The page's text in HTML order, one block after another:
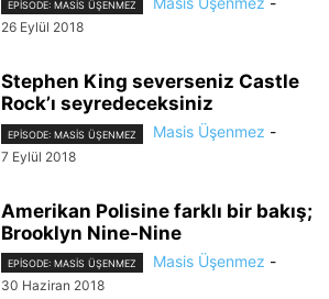
EPISODE: MASIS ÜŞENMEZ
26 Eylül 2018
Stephen King severseniz Castle
Rock’ı seyredeceksiniz
EPISODE: MASIS ÜŞENMEZ Masis Üşenmez -
7 Eylül 2018
Amerikan Polisine farklı bir bakış;
Brooklyn Nine-Nine
EPISODE: MASIS ÜŞENMEZ Masis Üşenmez -
30 Haziran 2018